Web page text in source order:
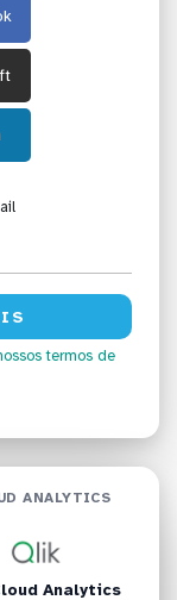
termos de
ANALYTICS
Analytics